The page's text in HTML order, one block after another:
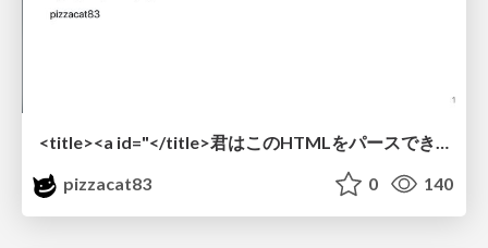
<title><a id="</title>君はこのHTMLをパースできるか"></a></title> #雑LT_study
pizzacat83
0 140